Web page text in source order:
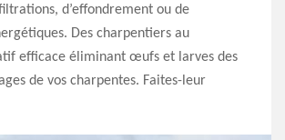
d’effondrement ou de
Des charpentiers au
efficace éliminant œufs et larves des
de vos charpentes. Faites-leur